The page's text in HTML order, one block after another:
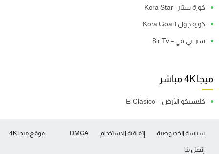
كورة ستار | Kora Star
كورة جول | Kora Goal
سير تي في – Sir Tv
ميجا 4K مباشر
كلاسيكو الأرض – El Clasico
موقع ميجا 4K سياسة الخصوصية إتفاقية الاستخدام DMCA
إتصل بنا